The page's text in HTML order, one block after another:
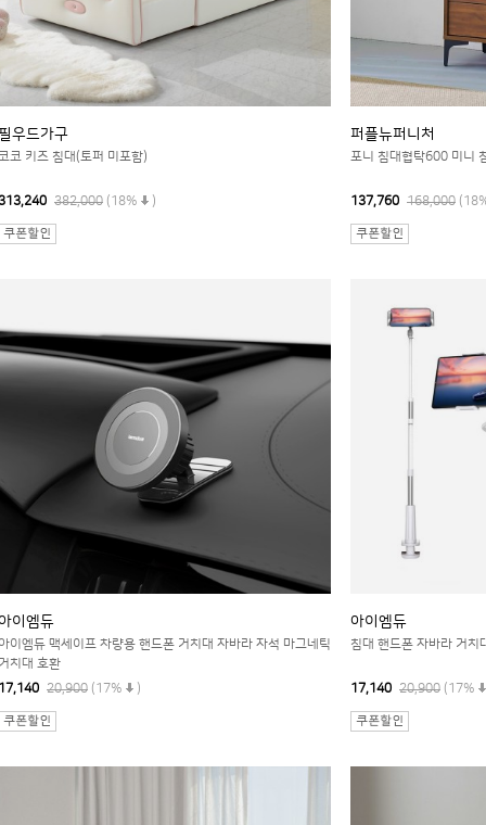
우드가구
코 키즈 침대(토퍼 미포함)
382,000 (18% )
퍼플뉴퍼니처
포니 침대협탁600 미니
137,760 168,000
이엠듀
이엠듀 맥세이프 차량용 핸드폰 거치대 자바라 자석 마그네틱
치대 호환
20,900 (17% )
아이엠듀
침대 핸드폰 자바라 거치
17,140 20,900 (17%